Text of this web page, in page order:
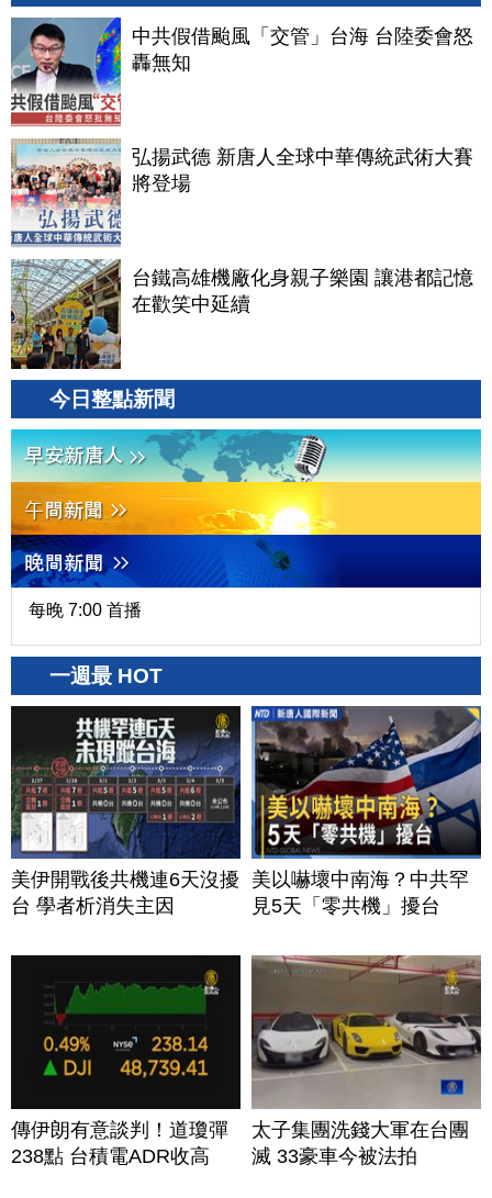
中共假借颱風「交管」台海 台陸委會怒
轟無知
弘揚武德 新唐人全球中華傳統武術大賽
將登場
台鐵高雄機廠化身親子樂園 讓港都記憶
在歡笑中延續
今日整點新聞
每晚 7:00 首播
一週最 HOT
美伊開戰後共機連6天沒擾
台 學者析消失主因
美以嚇壞中南海？中共罕
見5天「零共機」擾台
傳伊朗有意談判！道瓊彈
238點 台積電ADR收高
太子集團洗錢大軍在台團
滅 33豪車今被法拍